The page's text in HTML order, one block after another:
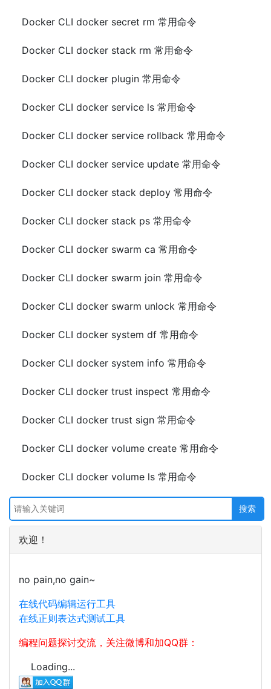
Docker CLI docker secret rm 常用命令
Docker CLI docker stack rm 常用命令
Docker CLI docker plugin 常用命令
Docker CLI docker service ls 常用命令
Docker CLI docker service rollback 常用命令
Docker CLI docker service update 常用命令
Docker CLI docker stack deploy 常用命令
Docker CLI docker stack ps 常用命令
Docker CLI docker swarm ca 常用命令
Docker CLI docker swarm join 常用命令
Docker CLI docker swarm unlock 常用命令
Docker CLI docker system df 常用命令
Docker CLI docker system info 常用命令
Docker CLI docker trust inspect 常用命令
Docker CLI docker trust sign 常用命令
Docker CLI docker volume create 常用命令
Docker CLI docker volume ls 常用命令
欢迎！
no pain,no gain~
在线代码编辑运行工具
在线正则表达式测试工具
编程问题探讨交流，关注微博和加QQ群：
Loading...